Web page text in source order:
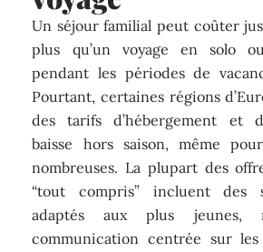
Un séjour familial peut coûter
plus qu’un voyage en solo
pendant les périodes de
Pourtant, certaines régions
des tarifs d’hébergement et
baisse hors saison, même
nombreuses. La plupart des
“tout compris” incluent des
adaptés aux plus jeunes,
communication centrée sur les